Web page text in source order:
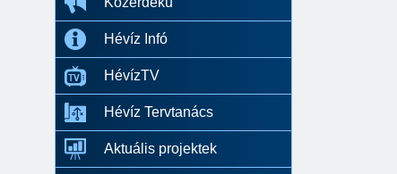
Hévíz Infó
HévízTV
Hévíz Tervtanács
Aktuális projektek